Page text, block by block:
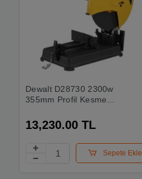
Dewalt D28730 2300w
355mm Profil Kesme
13,230.00 TL
Sepete Ekle